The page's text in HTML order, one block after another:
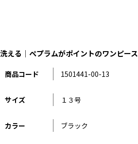
洗える｜ペプラムがポイントのワンピース
商品コード 1501441-00-13
サイズ １３号
カラー ブラック